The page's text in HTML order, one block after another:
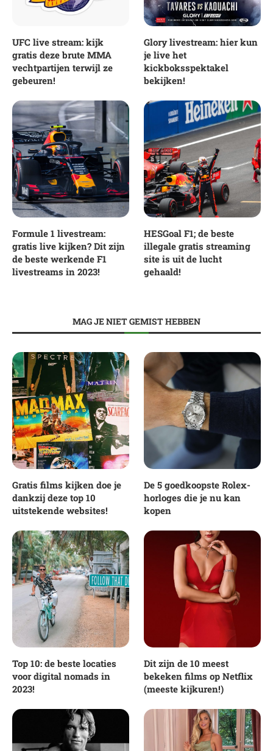
UFC live stream: kijk
gratis deze brute MMA
vechtpartijen terwijl ze
gebeuren!
Glory livestream: hier kun
je live het
kickboksspektakel
bekijken!
Formule 1 livestream:
gratis live kijken? Dit zijn
de beste werkende F1
livestreams in 2023!
HESGoal F1; de beste
illegale gratis streaming
site is uit de lucht
gehaald!
MAG JE NIET GEMIST HEBBEN
Gratis films kijken doe je
dankzij deze top 10
uitstekende websites!
De 5 goedkoopste Rolex-
horloges die je nu kan
kopen
Top 10: de beste locaties
voor digital nomads in
2023!
Dit zijn de 10 meest
bekeken films op Netflix
(meeste kijkuren!)